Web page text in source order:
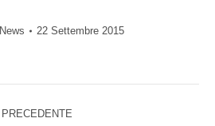
News 22 Settembre 2015
PRECEDENTE